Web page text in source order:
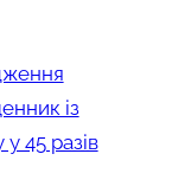
із
45 разів